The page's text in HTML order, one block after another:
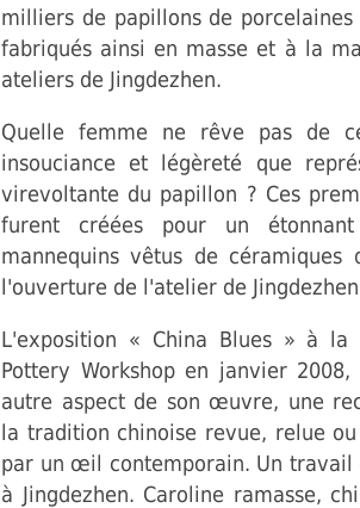
milliers de papillons de porcelaines
fabriqués ainsi en masse et à la
ateliers de Jingdezhen.
Quelle femme ne rêve pas de
insouciance et légèreté que
virevoltante du papillon ? Ces
furent créées pour un
mannequins vêtus de céramiques
l'ouverture de l'atelier de
L'exposition « China Blues » à la
Pottery Workshop en janvier
autre aspect de son œuvre, une
la tradition chinoise revue, relue ou
par un œil contemporain. Un travail
à Jingdezhen. Caroline ramasse,